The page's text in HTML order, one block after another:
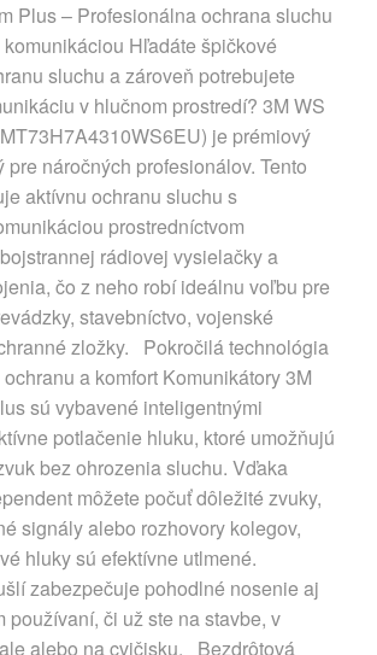
Plus – Profesionálna ochrana sluchu
Hľadáte špičkové
sluchu a zároveň potrebujete
v hlučnom prostredí? 3M WS
je prémiový
pre náročných profesionálov. Tento
aktívnu ochranu sluchu s
prostredníctvom
rádiovej vysielačky a
čo z neho robí ideálnu voľbu pre
stavebníctvo, vojenské
zložky. Pokročilá technológia
a komfort Komunikátory 3M
sú vybavené inteligentnými
potlačenie hluku, ktoré umožňujú
bez ohrozenia sluchu. Vďaka
môžete počuť dôležité zvuky,
signály alebo rozhovory kolegov,
hluky sú efektívne utlmené.
zabezpečuje pohodlné nosenie aj
používaní, či už ste na stavbe, v
alebo na cvičisku. Bezdrôtová